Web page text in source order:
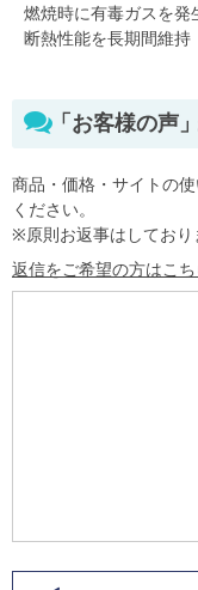
燃焼時に有毒ガスを発
断熱性能を長期間維持
「お客様の声
商品・価格・サイトの
ください。
※原則お返事はしており
返信をご希望の方はこち